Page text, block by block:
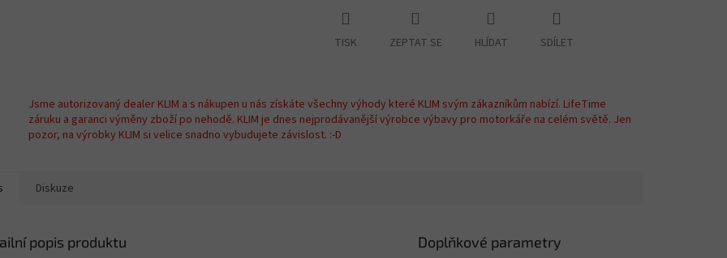
TISK ZEPTAT SE HLÍDAT SDÍLET
Jsme autorizovaný dealer KLIM a s nákupen u nás získáte všechny výhody které KLIM svým zákazníkům nabízí. LifeTime
záruku a garanci výměny zboží po nehodě. KLIM je dnes nejprodávanější výrobce výbavy pro motorkáře na celém světě. Jen
pozor, na výrobky KLIM si velice snadno vybudujete závislost. :-D
Diskuze
popis produktu Doplňkové parametry